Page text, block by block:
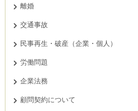
離婚
交通事故
民事再生・破産（企業・個人）
労働問題
企業法務
顧問契約について